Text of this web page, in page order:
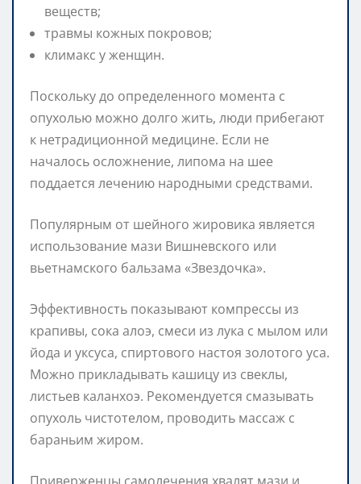
веществ;
травмы кожных покровов;
климакс у женщин.
Поскольку до определенного момента с
опухолью можно долго жить, люди прибегают
к нетрадиционной медицине. Если не
началось осложнение, липома на шее
поддается лечению народными средствами.
Популярным от шейного жировика является
использование мази Вишневского или
вьетнамского бальзама «Звездочка».
Эффективность показывают компрессы из
крапивы, сока алоэ, смеси из лука с мылом или
йода и уксуса, спиртового настоя золотого уса.
Можно прикладывать кашицу из свеклы,
листьев каланхоэ. Рекомендуется смазывать
опухоль чистотелом, проводить массаж с
бараньим жиром.